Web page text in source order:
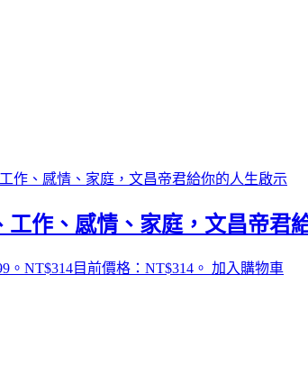
工作、感情、家庭，文昌帝君
。 NT$314目前價格：NT$314。 加入購物車